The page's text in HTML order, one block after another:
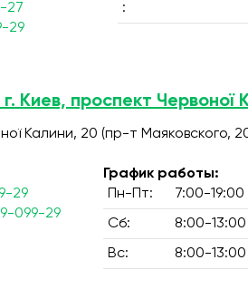
27
29
:
Киев, проспект Червоної
Калини, 20 (пр-т Маяковского,
29
099-29
График работы:
Пн-Пт:
7:00-19:00
Сб: 8:00-13:00
Вс: 8:00-13:00